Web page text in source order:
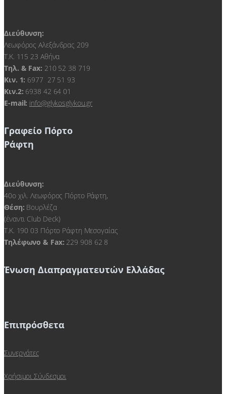
Διεύθυνση:
Λεωφόρος Αλεξάνδρας 209
Τ.Κ. 115 23 Αθήνα
Τηλ. & Fax: 210 52 38 719
Kιν. 1: 6977 27 51 93
Κιν.2: 6938 42 64 01
E-mail: info@glykosglykou.gr
Γραφείο Πόρτο
Ράφτη
Διεύθυνση:
40ο χιλ. Λεωφόρος Πόρτο Ράφτη,
Θέση: Βουρλέζα
(έναντι Club Deck)
Τ.Κ. 190 03 Πόρτο Ράφτη Μεσογαίας
Τηλέφωνο & Fax: 229 908 62 8
Ένωση Διαπραγματευτών Ελλάδας
Επιπρόσθετα
Συνεργάτες
Χρήσιμοι Σύνδεσμοι